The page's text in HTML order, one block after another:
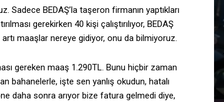
Sadece BEDAŞ’la taşeron firmanın yaptıkları
gerekirken 40 kişi çalıştırılıyor, BEDAŞ
maaşlar nereye gidiyor, onu da bilmiyoruz.
gereken maaş 1.290TL. Bunu hiçbir zaman
bahanelerle, işte sen yanlış okudun, hatalı
daha sonra arıyor bize fatura gelmedi diye,